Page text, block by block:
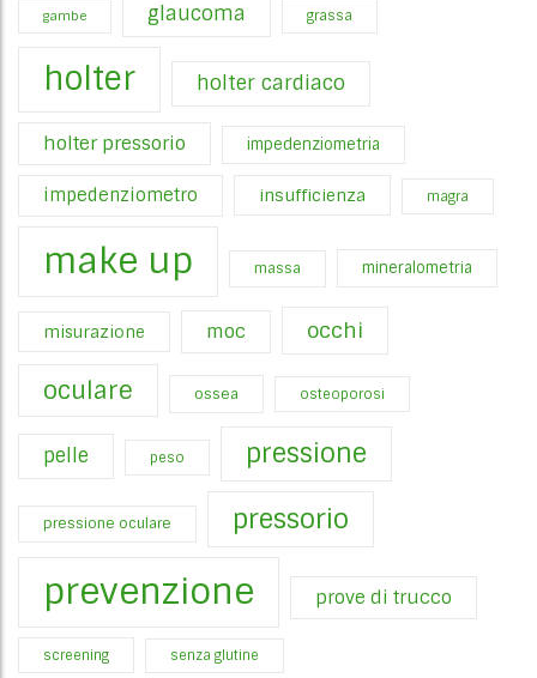
gambe glaucoma grassa
holter holter cardiaco
holter pressorio impedenziometria
impedenziometro insufficienza magra
make up massa mineralometria
misurazione moc occhi
oculare ossea osteoporosi
pelle peso pressione
pressione oculare pressorio
prevenzione prove di trucco
screening senza glutine